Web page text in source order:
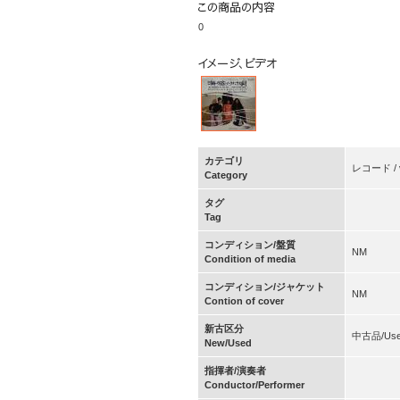
0
カテゴリ
Category
レコード /
タグ
Tag
コンディション/盤質
Condition of media
NM
コンディション/ジャケット
Contion of cover
NM
新古区分
New/Used
中古品/
指揮者/演奏者
Conductor/Performer